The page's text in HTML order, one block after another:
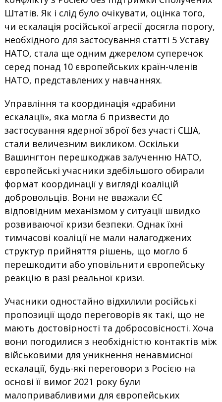
Штатів. Як і слід було очікувати, оцінка того,
чи ескалація російської агресії досягла порогу,
необхідного для застосування статті 5 Уставу
НАТО, стала ще одним джерелом суперечок
серед понад 10 європейських країн-членів
НАТО, представлених у навчаннях.
Управління та координація «драбини
ескалації», яка могла б призвести до
застосування ядерної зброї без участі США,
стали величезним викликом. Оскільки
Вашингтон перешкоджав залученню НАТО,
європейські учасники здебільшого обирали
формат координації у вигляді коаліцій
добровольців. Вони не вважали ЄС
відповідним механізмом у ситуації швидко
розвиваючої кризи безпеки. Однак їхні
тимчасові коаліції не мали налагоджених
структур прийняття рішень, що могло б
перешкодити або уповільнити європейську
реакцію в разі реальної кризи.
Учасники одностайно відхилили російські
пропозиції щодо переговорів як такі, що не
мають достовірності та добросовісності. Хоча
вони погодилися з необхідністю контактів між
військовими для уникнення ненавмисної
ескалації, будь-які переговори з Росією на
основі її вимог 2021 року були
малопривабливими для європейських